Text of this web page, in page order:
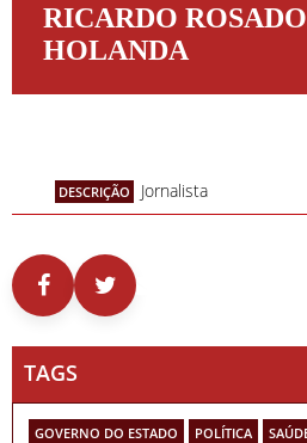
RICARDO
HOLANDA
DESCRIÇÃO Jornalista
TAGS
GOVERNO DO ESTADO POLÍTICA